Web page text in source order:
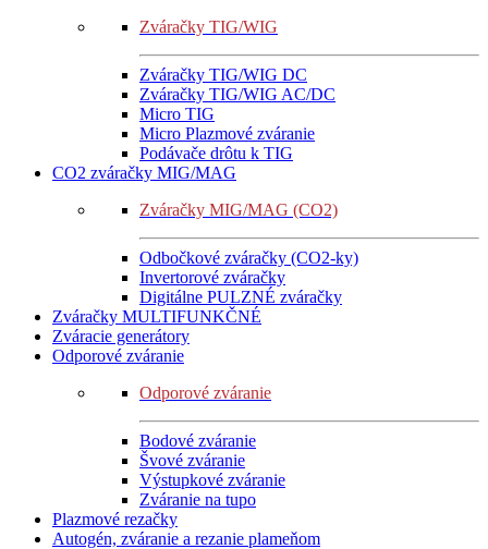
Zváračky TIG/WIG
Zváračky TIG/WIG DC
Zváračky TIG/WIG AC/DC
Micro TIG
Micro Plazmové zváranie
Podávače drôtu k TIG
CO2 zváračky MIG/MAG
Zváračky MIG/MAG (CO2)
Odbočkové zváračky (CO2-ky)
Invertorové zváračky
Digitálne PULZNÉ zváračky
Zváračky MULTIFUNKČNÉ
Zváracie generátory
Odporové zváranie
Odporové zváranie
Bodové zváranie
Švové zváranie
Výstupkové zváranie
Zváranie na tupo
Plazmové rezačky
Autogén, zváranie a rezanie plameňom